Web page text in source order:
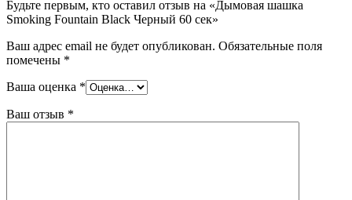
Будьте первым, кто оставил отзыв на «Дымовая шашка
Smoking Fountain Black Черный 60 сек»
Ваш адрес email не будет опубликован. Обязательные поля
помечены *
Ваша оценка *
Ваш отзыв *